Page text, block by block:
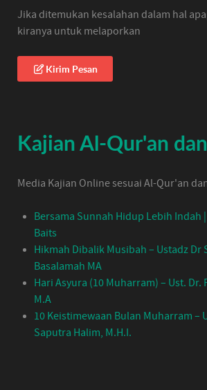
Jika ditemukan kesalahan dalam hal
kiranya untuk melaporkan
Kirim Pesan
Kajian Al-Qur'an
Media Kajian Online sesuai Al-Qur'an
Bersama Sunnah Hidup Lebih Indah
Baits
Hikmah Dibalik Musibah – Ustadz Dr
Basalamah MA
Hari Asyura (10 Muharram) – Ust. Dr.
M.A
10 Keistimewaan Bulan Muharram –
Saputra Halim, M.H.I.